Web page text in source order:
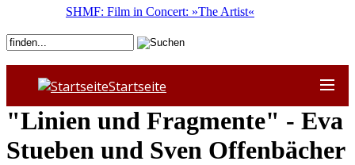
Startseite
"Linien und Fragmente" - Eva
Stueben und Sven Offenbächer
SHMF: Film in Concert: »The Artist«